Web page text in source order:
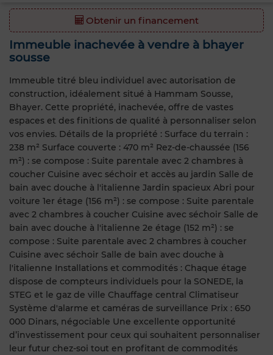
Obtenir un financement
Immeuble inachevée à vendre à bhayer
sousse
Immeuble titré bleu individuel avec autorisation de
construction, idéalement situé à Hammam Sousse,
Bhayer. Cette propriété, inachevée, offre de vastes
espaces et des finitions de qualité à personnaliser selon
vos envies. Détails de la propriété : Surface du terrain :
238 m² Surface couverte : 470 m² Rez-de-chaussée (156
m²) : se compose : Suite parentale avec 2 chambres à
coucher Cuisine avec séchoir et accès au jardin Salle de
bain avec douche à l'italienne Jardin spacieux Abri pour
voiture 1er étage (156 m²) : se compose : Suite parentale
avec 2 chambres à coucher Cuisine avec séchoir Salle de
bain avec douche à l'italienne 2e étage (152 m²) : se
compose : Suite parentale avec 2 chambres à coucher
Cuisine avec séchoir Salle de bain avec douche à
l'italienne Installations et commodités : Chaque étage
dispose de compteurs individuels pour la SONEDE, la
STEG et le gaz de ville Chauffage central Climatiseur
Système d'alarme et caméras de surveillance Prix : 650
000 Dinars, négociable Une excellente opportunité
d’investissement pour ceux qui souhaitent personnaliser
leur futur chez-soi tout en profitant de commodités